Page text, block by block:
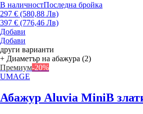
В наличностПоследна бройка
297 € (580,88 Лв)
397 € (776,46 Лв)
Добави
Добави
други варианти
+ Диаметър на абажура (2)
Премиум-20%
UMAGE
Абажур Aluvia MiniВ